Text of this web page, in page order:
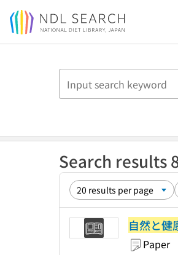
Jump to main content
Search results
自然と健
Paper